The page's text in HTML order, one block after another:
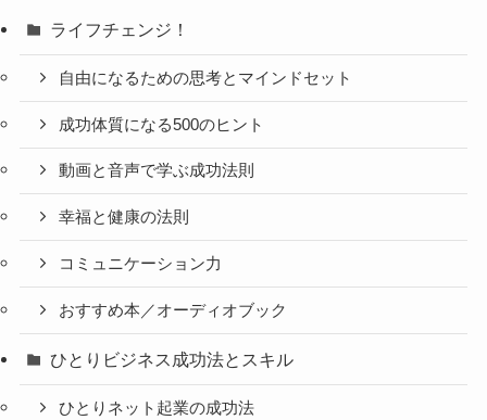
ライフチェンジ！
自由になるための思考とマインドセット
成功体質になる500のヒント
動画と音声で学ぶ成功法則
幸福と健康の法則
コミュニケーション力
おすすめ本／オーディオブック
ひとりビジネス成功法とスキル
ひとりネット起業の成功法